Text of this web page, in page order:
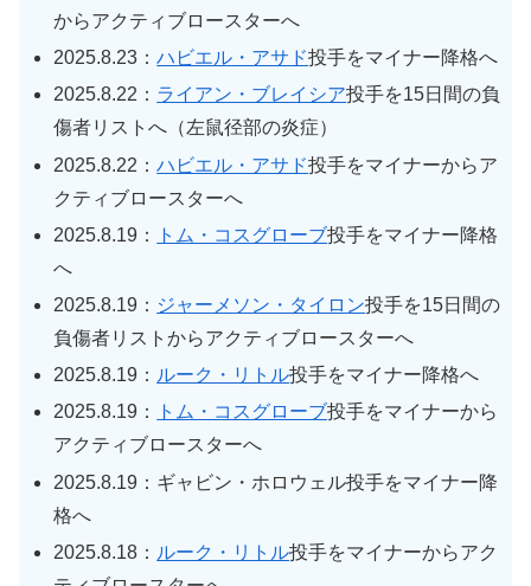
からアクティブロースターへ
2025.8.23：ハビエル・アサド投手をマイナー降格へ
2025.8.22： ライアン・ブレイシア投手を15日間の負
傷者リストへ（左鼠径部の炎症）
2025.8.22：ハビエル・アサド投手をマイナーからア
クティブロースターへ
2025.8.19：
トム・コスグローブ投手をマイナー降格
へ
2025.8.19： ジャーメソン・タイロン投手を15日間の
負傷者リストからアクティブロースターへ
2025.8.19： ルーク・リトル投手をマイナー降格へ
2025.8.19：
トム・コスグローブ投手をマイナーから
アクティブロースターへ
2025.8.19：ギャビン・ホロウェル投手をマイナー降
格へ
2025.8.18： ルーク・リトル投手をマイナーからアク